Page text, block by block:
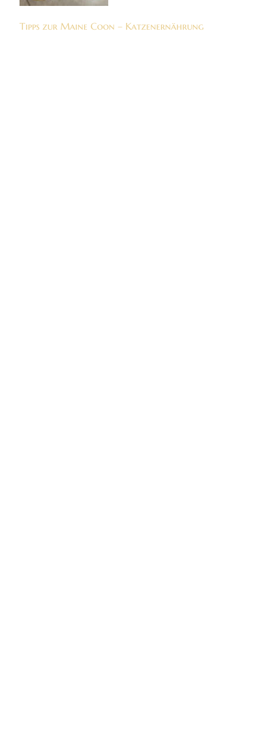
Tipps zur Maine Coon – Katzenernährung